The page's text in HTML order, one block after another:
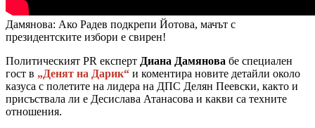
Дамянова: Ако Радев подкрепи Йотова, мачът с
президентските избори е свирен!
Политическият PR експерт Диана Дамянова бе специален
гост в „Денят на Дарик“ и коментира новите детайли около
казуса с полетите на лидера на ДПС Делян Пеевски, както и
присъствала ли е Десислава Атанасова и какви са техните
отношения.